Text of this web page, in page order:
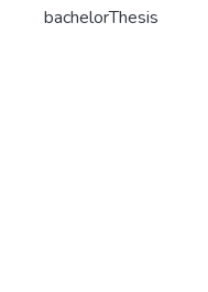
bachelorThesis